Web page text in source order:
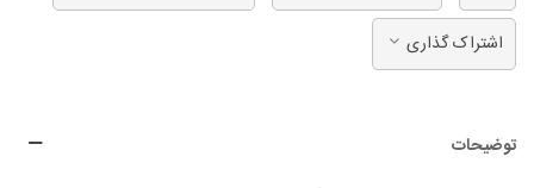
اشتراک گذاری
توضیحات